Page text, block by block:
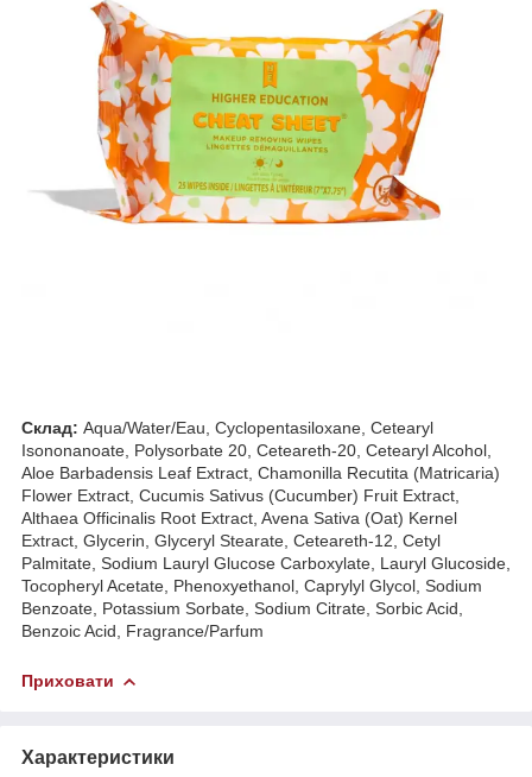
Склад: Aqua/Water/Eau, Cyclopentasiloxane, Cetearyl
Isononanoate, Polysorbate 20, Ceteareth-20, Cetearyl Alcohol,
Aloe Barbadensis Leaf Extract, Chamonilla Recutita (Matricaria)
Flower Extract, Cucumis Sativus (Cucumber) Fruit Extract,
Althaea Officinalis Root Extract, Avena Sativa (Oat) Kernel
Extract, Glycerin, Glyceryl Stearate, Ceteareth-12, Cetyl
Palmitate, Sodium Lauryl Glucose Carboxylate, Lauryl Glucoside,
Tocopheryl Acetate, Phenoxyethanol, Caprylyl Glycol, Sodium
Benzoate, Potassium Sorbate, Sodium Citrate, Sorbic Acid,
Benzoic Acid, Fragrance/Parfum
Приховати
Характеристики